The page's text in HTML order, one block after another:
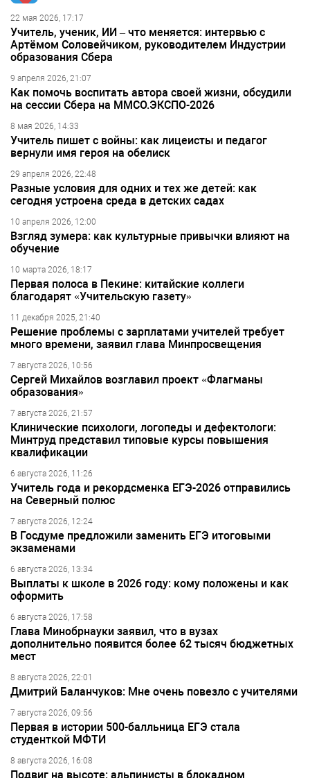
22 мая 2026, 17:17
Учитель, ученик, ИИ – что меняется: интервью с
Артёмом Соловейчиком, руководителем Индустрии
образования Сбера
9 апреля 2026, 21:07
Как помочь воспитать автора своей жизни, обсудили
на сессии Сбера на ММСО.ЭКСПО-2026
8 мая 2026, 14:33
Учитель пишет с войны: как лицеисты и педагог
вернули имя героя на обелиск
29 апреля 2026, 22:48
Разные условия для одних и тех же детей: как
сегодня устроена среда в детских садах
10 апреля 2026, 12:00
Взгляд зумера: как культурные привычки влияют на
обучение
10 марта 2026, 18:17
Первая полоса в Пекине: китайские коллеги
благодарят «Учительскую газету»
11 декабря 2025, 21:40
Решение проблемы с зарплатами учителей требует
много времени, заявил глава Минпросвещения
7 августа 2026, 10:56
Сергей Михайлов возглавил проект «Флагманы
образования»
7 августа 2026, 21:57
Клинические психологи, логопеды и дефектологи:
Минтруд представил типовые курсы повышения
квалификации
6 августа 2026, 11:26
Учитель года и рекордсменка ЕГЭ-2026 отправились
на Северный полюс
7 августа 2026, 12:24
В Госдуме предложили заменить ЕГЭ итоговыми
экзаменами
6 августа 2026, 13:34
Выплаты к школе в 2026 году: кому положены и как
оформить
6 августа 2026, 17:58
Глава Минобрнауки заявил, что в вузах
дополнительно появится более 62 тысяч бюджетных
мест
8 августа 2026, 22:01
Дмитрий Баланчуков: Мне очень повезло с учителями
7 августа 2026, 09:56
Первая в истории 500-балльница ЕГЭ стала
студенткой МФТИ
8 августа 2026, 16:08
Подвиг на высоте: альпинисты в блокадном